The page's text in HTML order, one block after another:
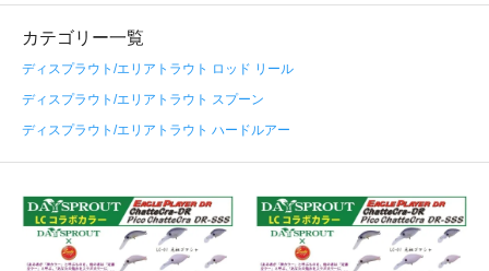
カテゴリー一覧
ディスプラウト/エリアトラウト ロッド リール
ディスプラウト/エリアトラウト スプーン
ディスプラウト/エリアトラウト ハードルアー